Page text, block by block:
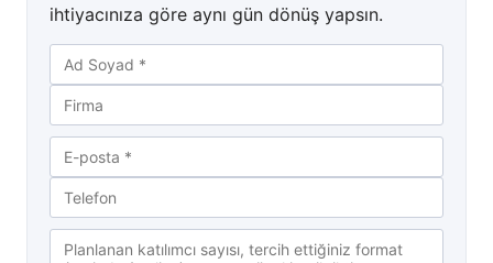
ihtiyacınıza göre aynı gün dönüş yapsın.